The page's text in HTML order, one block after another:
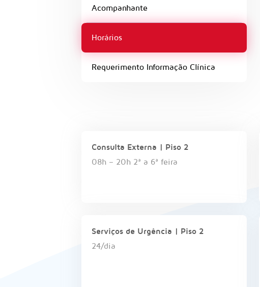
Acompanhante
Horários
Requerimento Informação Clínica
Consulta Externa | Piso 2
08h – 20h 2ª a 6ª feira
Serviços de Urgência | Piso 2
24/dia